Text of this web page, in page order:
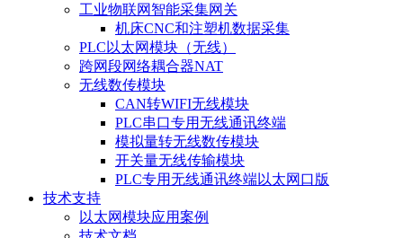
工业物联网智能采集网关
机床CNC和注塑机数据采集
PLC以太网模块（无线）
跨网段网络耦合器NAT
无线数传模块
CAN转WIFI无线模块
PLC串口专用无线通讯终端
模拟量转无线数传模块
开关量无线传输模块
PLC专用无线通讯终端以太网口版
技术支持
以太网模块应用案例